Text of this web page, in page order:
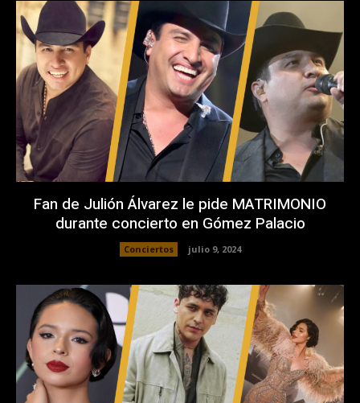
Fan de Julión Álvarez le pide MATRIMONIO
durante concierto en Gómez Palacio
Conciertos julio 9, 2024